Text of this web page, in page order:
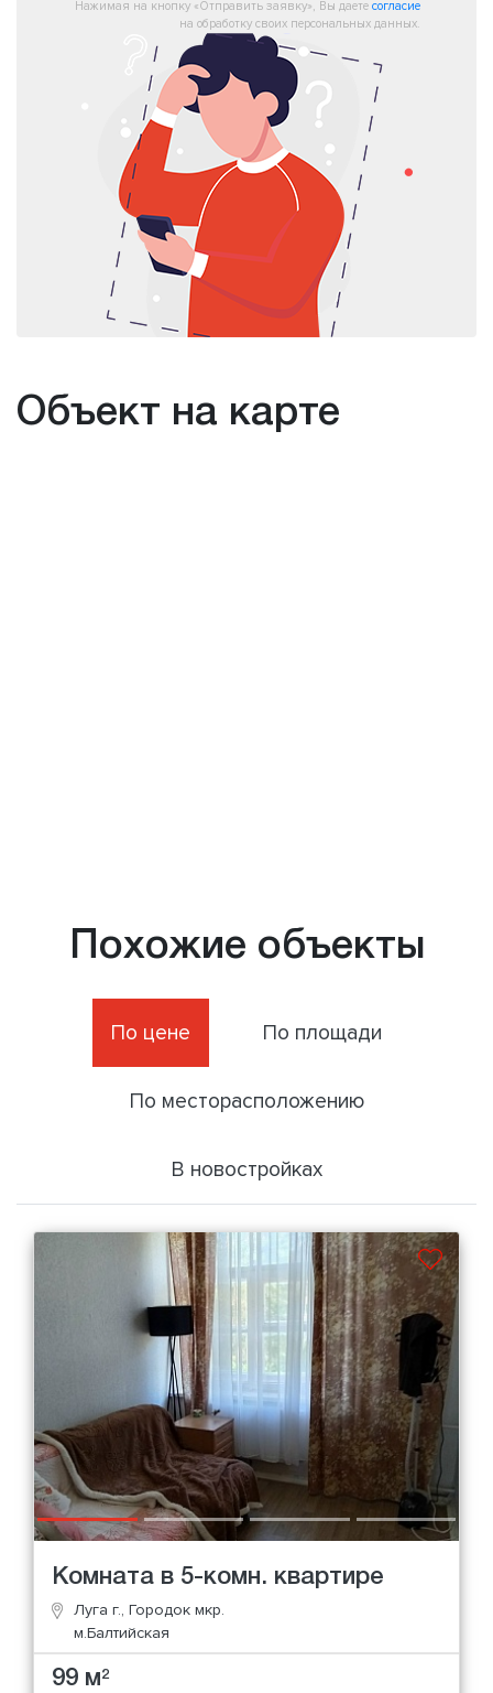
Нажимая на кнопку «Отправить заявку», Вы даете согласие
на обработку своих персональных данных.
Объект на карте
Похожие объекты
По цене По площади
По месторасположению
В новостройках
Комната в 5-комн. квартире
Луга г., Городок мкр.
м.Балтийская
99 м2